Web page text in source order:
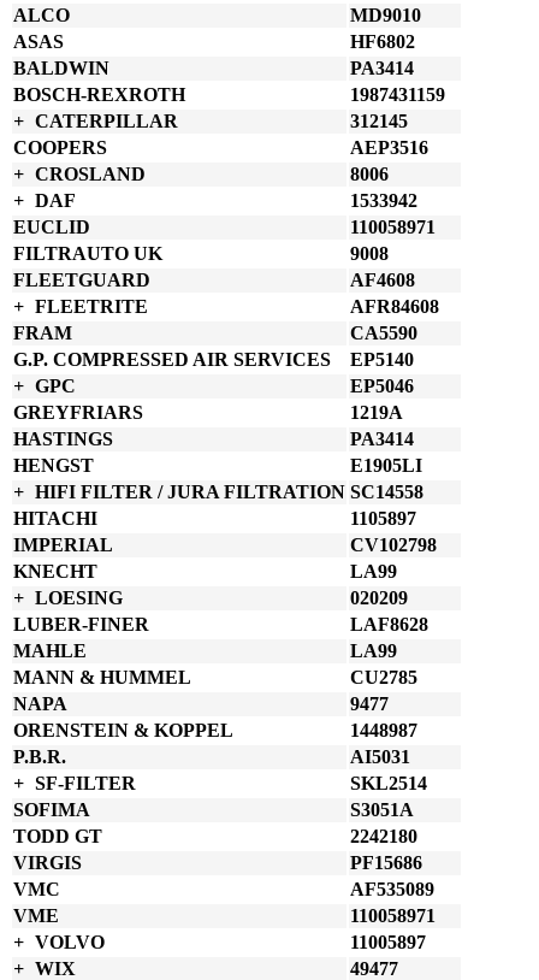
pylový
množství
ALCO
MD9010
ASAS
HF6802
BALDWIN
PA3414
BOSCH-REXROTH
1987431159
CATERPILLAR
312145
COOPERS
AEP3516
CROSLAND
8006
DAF
1533942
EUCLID
110058971
FILTRAUTO UK
9008
FLEETGUARD
AF4608
FLEETRITE
AFR84608
FRAM
CA5590
G.P. COMPRESSED AIR SERVICES
EP5140
GPC
EP5046
GREYFRIARS
1219A
HASTINGS
PA3414
HENGST
E1905LI
HIFI FILTER / JURA FILTRATION SC14558
HITACHI
1105897
IMPERIAL
CV102798
KNECHT
LA99
LOESING
020209
LUBER-FINER
LAF8628
MAHLE
LA99
MANN & HUMMEL
CU2785
NAPA
9477
ORENSTEIN & KOPPEL
1448987
P.B.R.
AI5031
SF-FILTER
SKL2514
SOFIMA
S3051A
TODD GT
2242180
VIRGIS
PF15686
VMC
AF535089
VME
110058971
VOLVO
11005897
WIX
49477